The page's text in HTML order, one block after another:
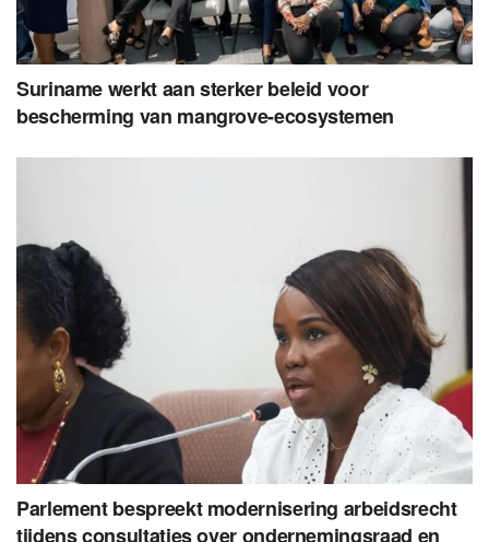
Suriname werkt aan sterker beleid voor
bescherming van mangrove-ecosystemen
Parlement bespreekt modernisering arbeidsrecht
tijdens consultaties over ondernemingsraad en